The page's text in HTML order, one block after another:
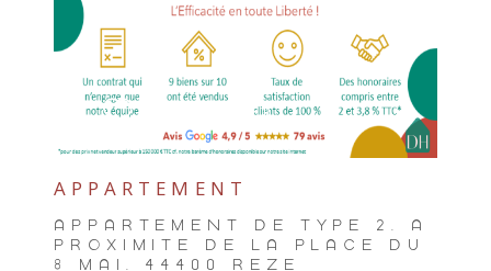
APPARTEMENT
APPARTEMENT DE TYPE 2, À
PROXIMITÉ DE LA PLACE DU
8 MAI, 44400 REZÉ
SÉLECTIONNER
VOIR LE BIEN